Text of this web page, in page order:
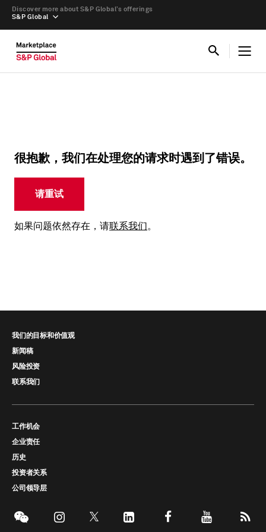
S&P Global
Discover more about S&P Global’s offerings
很抱歉，我们在处理您的请求时遇到了错误。
请重试
如果问题依然存在，请联系我们。
我们的目标和价值观
新闻稿
风险投资
联系我们
工作机会
企业责任
历史
投资者关系
公司领导层